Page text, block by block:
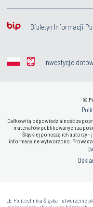
Biuletyn Informacji
Inwestycje
©
Całkowitą odpowiedzialność za
materiałów publikowanych za
Śląskiej ponoszą ich autorzy -
informacyjne wytworzono.
(
„E-Politechnika Śląska - utworzenie